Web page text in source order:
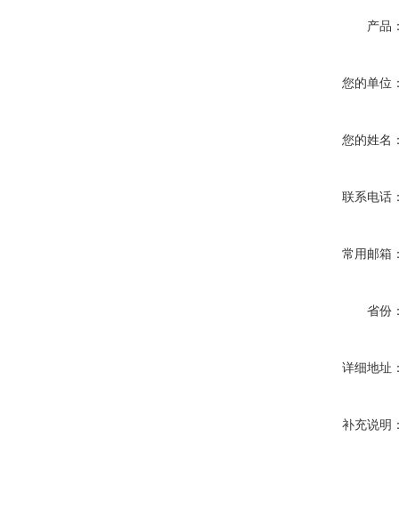
产品
您的单位
您的姓名
联系电话
常用邮箱
省份
详细地址
补充说明